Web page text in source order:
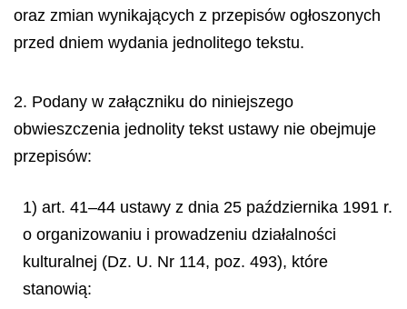
oraz zmian wynikających z przepisów ogłoszonych
przed dniem wydania jednolitego tekstu.
2. Podany w załączniku do niniejszego
obwieszczenia jednolity tekst ustawy nie obejmuje
przepisów:
1) art. 41–44 ustawy z dnia 25 października 1991 r.
o organizowaniu i prowadzeniu działalności
kulturalnej (Dz. U. Nr 114, poz. 493), które
stanowią: